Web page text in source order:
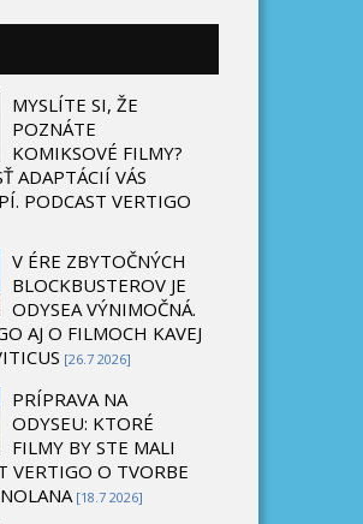
MYSLÍTE SI, ŽE
POZNÁTE
KOMIKSOVÉ FILMY?
ADAPTÁCIÍ VÁS
PODCAST VERTIGO
V ÉRE ZBYTOČNÝCH
BLOCKBUSTEROV JE
ODYSEA VÝNIMOČNÁ.
AJ O FILMOCH KAVEJ
[26.7 2026]
PRÍPRAVA NA
ODYSEU: KTORÉ
FILMY BY STE MALI
VERTIGO O TVORBE
[18.7 2026]